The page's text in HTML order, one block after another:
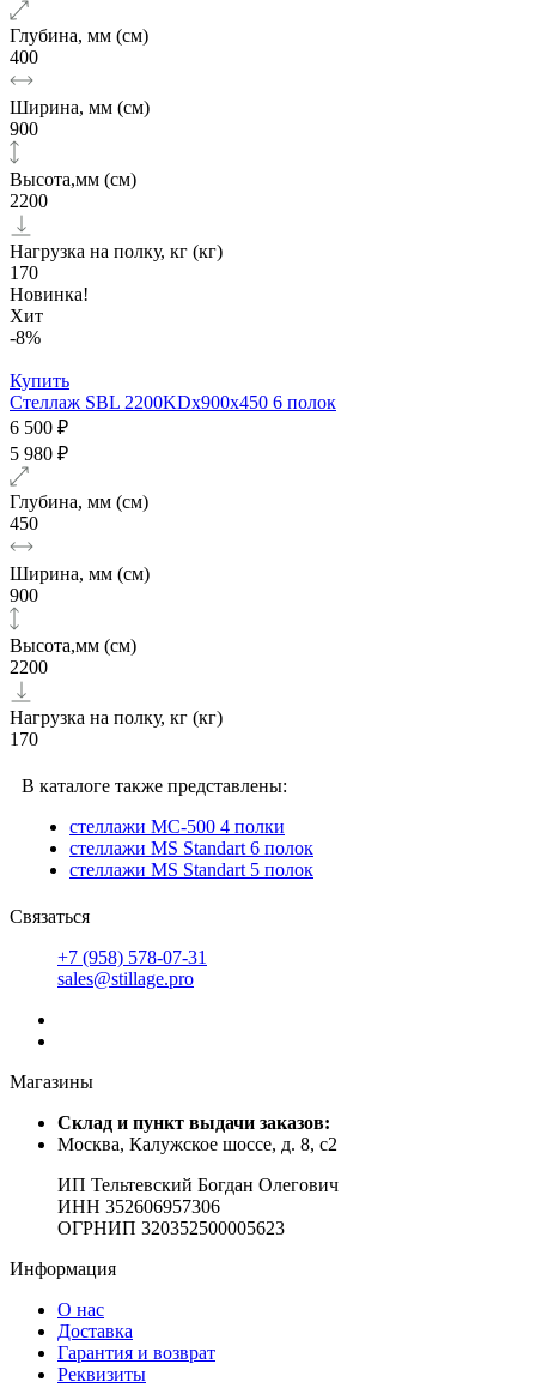
Глубина, мм (см)
400
Ширина, мм (см)
900
Высота,мм (см)
2200
Нагрузка на полку, кг (кг)
170
Новинка!
Хит
-8%
Купить
Стеллаж SBL 2200KDх900x450 6 полок
6 500 ₽
5 980 ₽
Глубина, мм (см)
450
Ширина, мм (см)
900
Высота,мм (см)
2200
Нагрузка на полку, кг (кг)
170
В каталоге также представлены:
стеллажи МС-500 4 полки
стеллажи MS Standart 6 полок
стеллажи MS Standart 5 полок
Связаться
+7 (958) 578-07-31
sales@stillage.pro
Магазины
Cклад и пункт выдачи заказов:
Москва, Калужское шоссе, д. 8, с2
ИП Тельтевский Богдан Олегович
ИНН 352606957306
ОГРНИП 320352500005623
Информация
О нас
Доставка
Гарантия и возврат
Реквизиты